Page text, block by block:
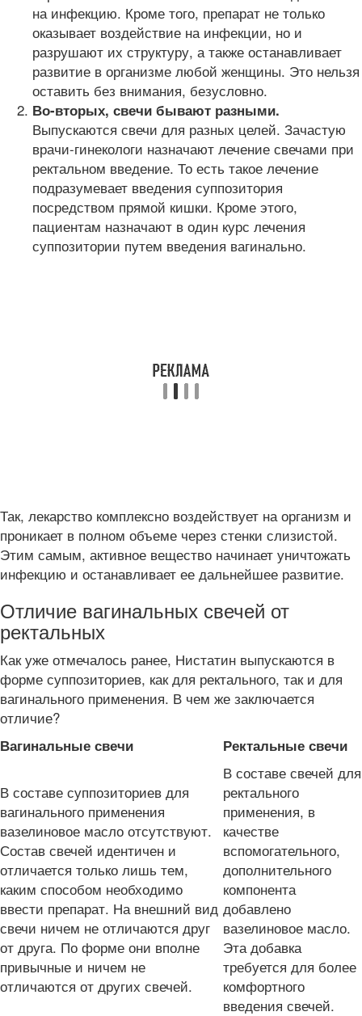
на инфекцию. Кроме того, препарат не только
оказывает воздействие на инфекции, но и
разрушают их структуру, а также останавливает
развитие в организме любой женщины. Это нельзя
оставить без внимания, безусловно.
Во-вторых, свечи бывают разными.
Выпускаются свечи для разных целей. Зачастую
врачи-гинекологи назначают лечение свечами при
ректальном введение. То есть такое лечение
подразумевает введения суппозитория
посредством прямой кишки. Кроме этого,
пациентам назначают в один курс лечения
суппозитории путем введения вагинально.
Так, лекарство комплексно воздействует на организм и
проникает в полном объеме через стенки слизистой.
Этим самым, активное вещество начинает уничтожать
инфекцию и останавливает ее дальнейшее развитие.
Отличие вагинальных свечей от
ректальных
Как уже отмечалось ранее, Нистатин выпускаются в
форме суппозиториев, как для ректального, так и для
вагинального применения. В чем же заключается
отличие?
Вагинальные свечи Ректальные свечи
В составе суппозиториев для
вагинального применения
вазелиновое масло отсутствуют.
Состав свечей идентичен и
отличается только лишь тем,
каким способом необходимо
ввести препарат. На внешний вид
свечи ничем не отличаются друг
от друга. По форме они вполне
привычные и ничем не
отличаются от других свечей.
В составе свечей для
ректального
применения, в
качестве
вспомогательного,
дополнительного
компонента
добавлено
вазелиновое масло.
Эта добавка
требуется для более
комфортного
введения свечей.